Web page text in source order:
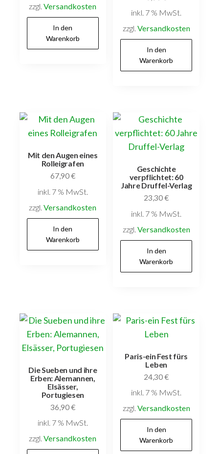
zzgl.Versandkosten
In den
Warenkorb
inkl. 7 % MwSt.
zzgl. Versandkosten
In den
Warenkorb
Mit den Augen eines
Rolleigrafen
67,90€
inkl. 7 % MwSt.
zzgl.Versandkosten
In den
Warenkorb
Geschichte
verpflichtet: 60
Jahre Druffel-Verlag
23,30€
inkl. 7 % MwSt.
zzgl. Versandkosten
In den
Warenkorb
Die Sueben und ihre
Erben: Alemannen,
Elsässer,
Portugiesen
36,90€
inkl. 7 % MwSt.
zzgl.Versandkosten
Paris-ein Fest fürs
Leben
24,30€
inkl. 7 % MwSt.
zzgl. Versandkosten
In den
Warenkorb